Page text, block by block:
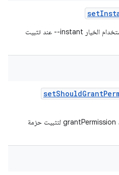
set
تضبط هذه السمة ما إذا كان يجب استخدام الخيار ‎--instant عند تثبيت
setShouldGrant
في حال توفير userId، يمكن ضبط grantPermission لتثبيت حزمة